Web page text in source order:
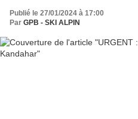
Publié le 27/01/2024 à 17:00
Par GPB - SKI ALPIN